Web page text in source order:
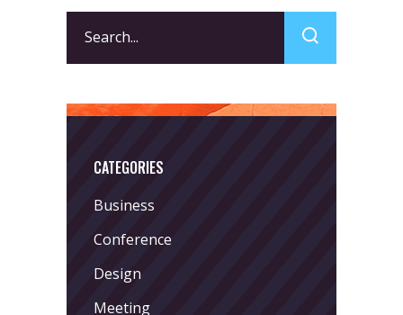
for:
CATEGORIES
Business
Conference
Design
Meeting